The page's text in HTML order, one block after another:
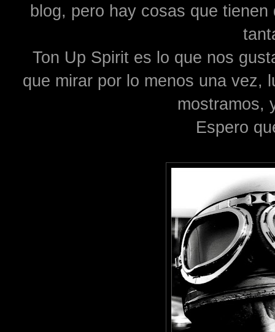
blog, pero hay cosas que
Ton Up Spirit es lo que nos
que mirar por lo menos una vez,
mostramos,
Espero